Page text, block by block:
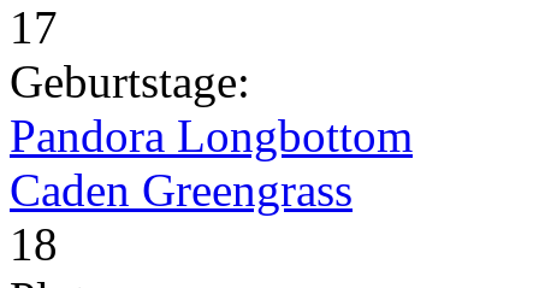
17
Geburtstage:
Pandora Longbottom
Caden Greengrass
18